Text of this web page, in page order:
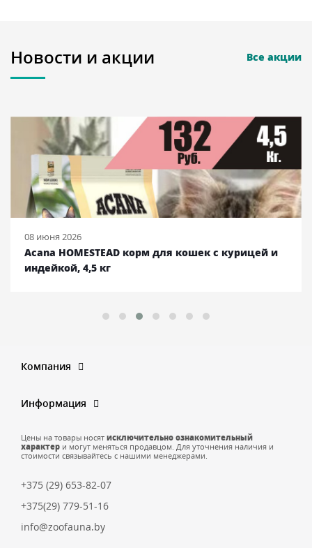
Новости и акции Все акции
08 июня 2026
Acana HOMESTEAD корм для кошек с курицей и
индейкой, 4,5 кг
Компания
Информация
Цены на товары носят исключительно ознакомительный
характер и могут меняться продавцом. Для уточнения наличия и
стоимости связывайтесь с нашими менеджерами.
+375 (29) 653-82-07
+375(29) 779-51-16
info@zoofauna.by